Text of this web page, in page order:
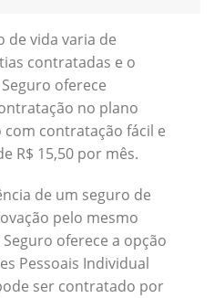
de vida varia de
contratadas e o
oferece
no plano
contratação fácil e
R$ 15,50 por mês.
de um seguro de
pelo mesmo
oferece a opção
Pessoais Individual
ser contratado por